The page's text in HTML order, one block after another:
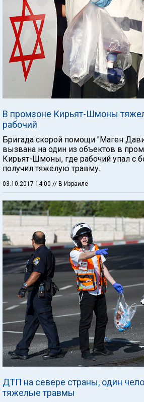
В промзоне Кирьят-Шмоны
рабочий
Бригада скорой помощи "Маген
вызвана на один из объектов в
Кирьят-Шмоны, где рабочий упал с
получил тяжелую травму.
03.10.2017 14:00 // В Израиле
ДТП на севере страны, один
тяжелые травмы